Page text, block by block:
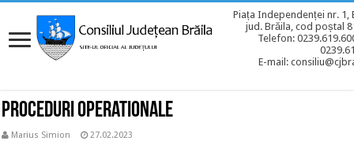
Piața Independenței nr. 1,
jud. Brăila, cod poștal
Telefon:
E-mail:
Proceduri operationale
Marius Simion 27.02.2023